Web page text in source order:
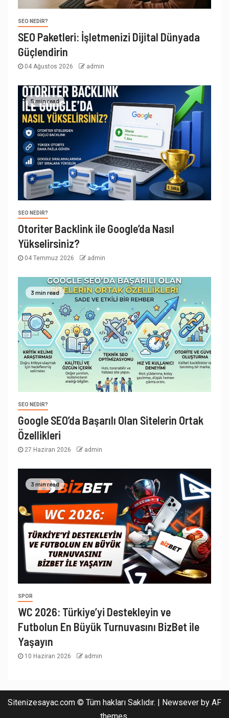
SEO NEDIR?
SEO Paketleri: İşletmenizi Dijital Dünyada
Güçlendirin
04 Ağustos 2026 admin
5 min read
SEO NEDIR?
Otoriter Backlink ile Google’da Nasıl
Yükselirsiniz?
04 Temmuz 2026 admin
3 min read
SEO NEDIR?
Google SEO’da Başarılı Olan Sitelerin Ortak
Özellikleri
27 Haziran 2026 admin
3 min read
SPOR
WC 2026: Türkiye’yi Destekleyin ve
Futbolun En Büyük Turnuvasını BizBet ile
Yaşayın
10 Haziran 2026 admin
Sitenizesayac.com © Tüm hakları Saklıdır. | Newsever by AF